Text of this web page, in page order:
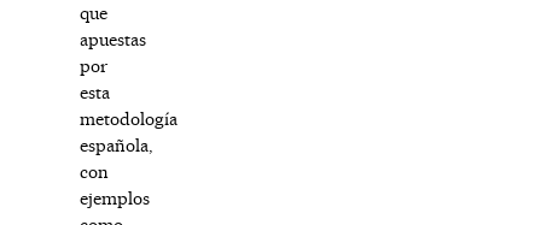
que
apuestas
por
esta
metodología
española,
con
ejemplos